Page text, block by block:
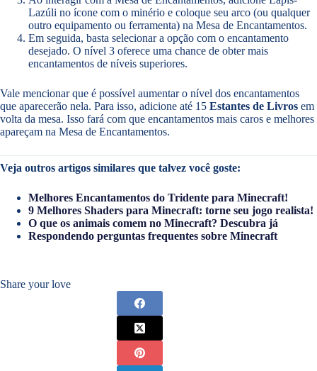
Lazúli no ícone com o minério e coloque seu arco (ou qualquer
outro equipamento ou ferramenta) na Mesa de Encantamentos.
Em seguida, basta selecionar a opção com o encantamento
desejado. O nível 3 oferece uma chance de obter mais
encantamentos de níveis superiores.
Vale mencionar que é possível aumentar o nível dos encantamentos
que aparecerão nela. Para isso, adicione até 15 Estantes de Livros em
volta da mesa. Isso fará com que encantamentos mais caros e melhores
apareçam na Mesa de Encantamentos.
Veja outros artigos similares que talvez você goste:
Melhores Encantamentos do Tridente para Minecraft!
9 Melhores Shaders para Minecraft: torne seu jogo realista!
O que os animais comem no Minecraft? Descubra já
Respondendo perguntas frequentes sobre Minecraft
Share your love